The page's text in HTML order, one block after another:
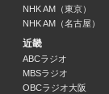
12:00 ～ 14:00
波のりラジオ Ｗ
原博文 図子靖代
14:00 ～ 15:30
NHK AM（東京）
NHK AM（名古屋）
近畿
ABCラジオ
MBSラジオ
OBCラジオ大阪